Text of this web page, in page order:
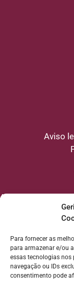
Para fornecer as
para armazenar e/ou
essas tecnologias
navegação ou IDs
consentimento pode
Aviso
Aviso
divulgação sobre bem-
um diagnóstico,
e o utilizador.